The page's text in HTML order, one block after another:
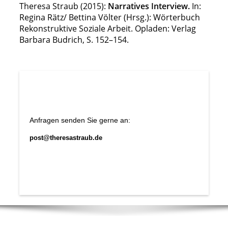
Theresa Straub (2015): Narratives Interview.In:
Regina Rätz/ Bettina Völter (Hrsg.): Wörterbuch
Rekonstruktive Soziale Arbeit. Opladen: Verlag
Barbara Budrich, S. 152–154.
Anfragen senden Sie gerne an:
post@theresastraub.de